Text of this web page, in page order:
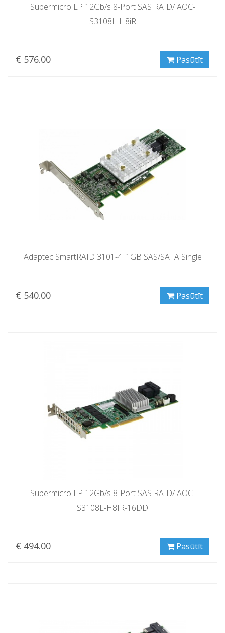
Supermicro LP 12Gb/s 8-Port SAS RAID/ AOC-
S3108L-H8iR
€ 576.00 Pasūtīt
Adaptec SmartRAID 3101-4i 1GB SAS/SATA Single
€ 540.00 Pasūtīt
Supermicro LP 12Gb/s 8-Port SAS RAID/ AOC-
S3108L-H8IR-16DD
€ 494.00 Pasūtīt